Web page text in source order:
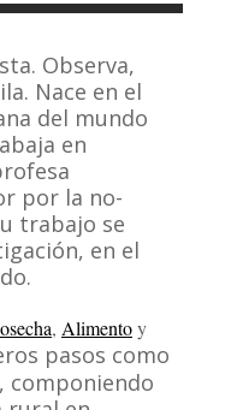
Observa,
Nace en el
del mundo
en
por la no-
trabajo se
en el
, Alimentoy
pasos como
componiendo